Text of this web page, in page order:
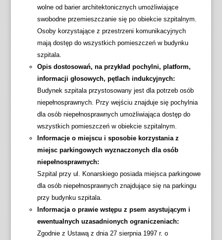
wolne od barier architektonicznych umożliwiające
swobodne przemieszczanie się po obiekcie szpitalnym.
Osoby korzystające z przestrzeni komunikacyjnych
mają dostęp do wszystkich pomieszczeń w budynku
szpitala.
Opis dostosowań, na przykład pochylni, platform,
informacji głosowych, pętlach indukcyjnych:
Budynek szpitala przystosowany jest dla potrzeb osób
niepełnosprawnych. Przy wejściu znajduje się pochylnia
dla osób niepełnosprawnych umożliwiająca dostęp do
wszystkich pomieszczeń w obiekcie szpitalnym.
Informacje o miejscu i sposobie korzystania z
miejsc parkingowych wyznaczonych dla osób
niepełnosprawnych:
Szpital przy ul. Konarskiego posiada miejsca parkingowe
dla osób niepełnosprawnych znajdujące się na parkingu
przy budynku szpitala.
Informacja o prawie wstępu z psem asystującym i
ewentualnych uzasadnionych ograniczeniach:
Zgodnie z Ustawą z dnia 27 sierpnia 1997 r. o